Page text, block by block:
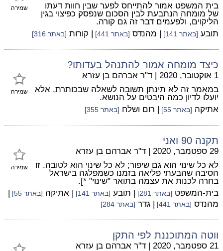
שמירה
בית המשפט אמור להתייחס לפער שבין חוות דעתו
של מומחה הנתבעת לבין הסכום שנפסק כפיצוי בגין
הליקוים, ולפעמים דבר זה גם קורה.
תובע [באתר 141] | מהנדס [באתר 441] | קורות [באתר 316]
כיצד מומחה אמור להתנהל בעדותו?
שמירה
1 אוקטובר, 2020 | ד"ר אברהם בן עזרא
במאמר זה לא תינתן תשובה לשאלה שבכותרת, אלא
יועלו לדיון כמה היבטים על הנושא.
אתיקה [באתר 55] | רום ושלח [באתר 355]
תקנה 90 ואני
שמירה
29 ספטמבר, 2020 | ד"ר אברהם בן עזרא
לא כל שינוי הוא גם שיפור; לא כל שינוי הוא לטובה. זו
הסיבה שהבעתי פליאה בזמנו כשמפלגה בישראל
בחרה לכנות את עצמה בתואר "שינוי" *].
בית-המשפט [באתר 281] | תובע [באתר 141] | אתיקה [באתר 55]
|
מהנדס [באתר 441] | גדר [באתר 284]
ווטה המתוכננת לפי התקן
21 ספטמבר, 2020 | ד"ר אברהם בן עזרא